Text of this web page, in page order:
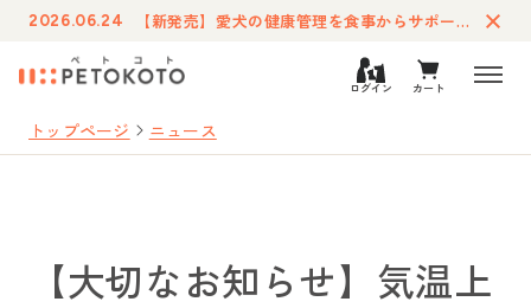
2026.06.24 【新発売】愛犬の健康管理を食事からサポートする療法食「ペトコトフーズ・ケア」が登場
ログイン カート
トップページ ニュース
【大切なお知らせ】気温上